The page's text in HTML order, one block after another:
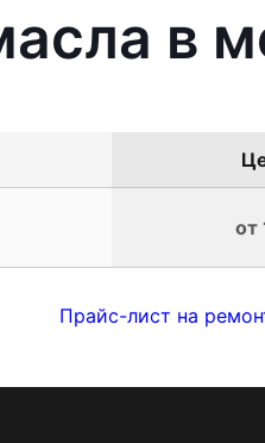
в
от
Прайс-лист на